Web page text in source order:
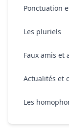
Ponctuation
Les pluriels
Faux amis et
Actualités et
Les